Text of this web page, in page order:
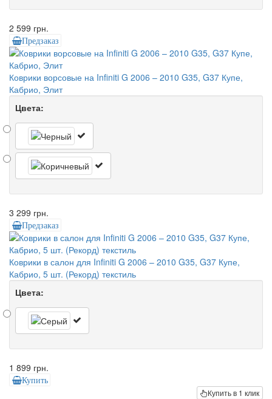
2 599 грн.
Предзаказ
Коврики ворсовые на Infiniti G 2006 – 2010 G35, G37 Купе,
Кабрио, Элит
Цвета:
3 299 грн.
Предзаказ
Коврики в салон для Infiniti G 2006 – 2010 G35, G37 Купе,
Кабрио, 5 шт. (Рекорд) текстиль
Цвета:
1 899 грн.
Купить
Купить в 1 клик